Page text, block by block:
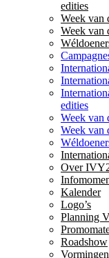
edities
Week van
Week van
edities
Week van
Week van
Over
Kalender
Logo’s
Planning
Roadshow
Vormingen